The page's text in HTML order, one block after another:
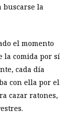
buscarse la
el momento
la comida por sí
cada día
con ella por el
cazar ratones,